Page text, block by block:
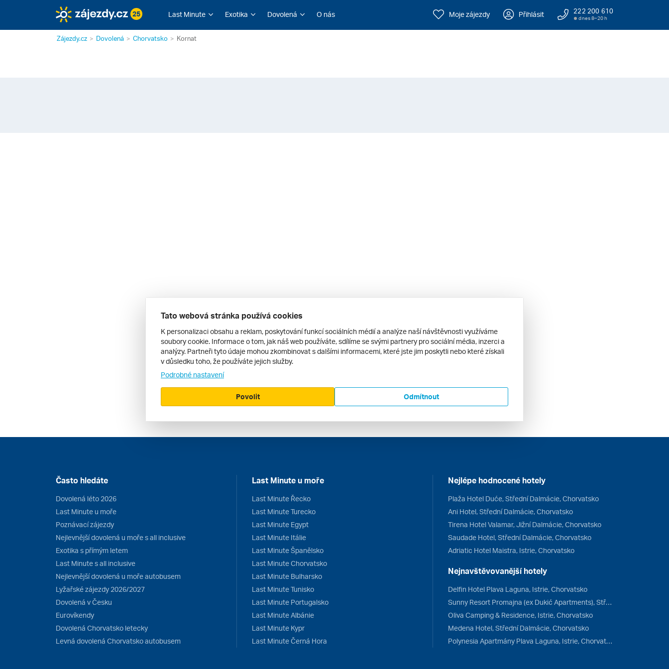
25 Last Minute Exotika Dovolená O nás Moje zájezdy Přihlásit 222 200 610
dnes 8–20 h
Zájezdy.cz Dovolená Chorvatsko Kornat
Často hledáte
Dovolená léto 2026
Last Minute u moře
Poznávací zájezdy
Nejlevnější dovolená u moře s all inclusive
Exotika s přímým letem
Last Minute s all inclusive
Nejlevnější dovolená u moře autobusem
Lyžařské zájezdy 2026/2027
Dovolená v Česku
Eurovíkendy
Dovolená Chorvatsko letecky
Levná dovolená Chorvatsko autobusem
Last Minute u moře
Last Minute Řecko
Last Minute Turecko
Last Minute Egypt
Last Minute Itálie
Last Minute Španělsko
Last Minute Chorvatsko
Last Minute Bulharsko
Last Minute Tunisko
Last Minute Portugalsko
Last Minute Albánie
Last Minute Kypr
Last Minute Černá Hora
Nejlépe hodnocené hotely
Plaža Hotel Duće, Střední Dalmácie, Chorvatsko
Ani Hotel, Střední Dalmácie, Chorvatsko
Tirena Hotel Valamar, Jižní Dalmácie, Chorvatsko
Saudade Hotel, Střední Dalmácie, Chorvatsko
Adriatic Hotel Maistra, Istrie, Chorvatsko
Nejnavštěvovanější hotely
Delfin Hotel Plava Laguna, Istrie, Chorvatsko
Sunny Resort Promajna (ex Dukić Apartments), Střední Dalmácie, Chorvatsko
Oliva Camping & Residence, Istrie, Chorvatsko
Medena Hotel, Střední Dalmácie, Chorvatsko
Polynesia Apartmány Plava Laguna, Istrie, Chorvatsko
Tato webová stránka používá cookies
K personalizaci obsahu a reklam, poskytování funkcí sociálních médií a analýze naší návštěvnosti využíváme
soubory cookie. Informace o tom, jak náš web používáte, sdílíme se svými partnery pro sociální média, inzerci a
analýzy. Partneři tyto údaje mohou zkombinovat s dalšími informacemi, které jste jim poskytli nebo které získali
v důsledku toho, že používáte jejich služby.
Podrobné nastavení
Odmítnout
Povolit